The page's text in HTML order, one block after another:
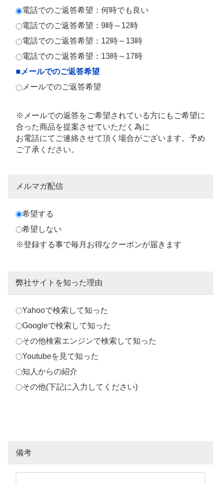
電話でのご返答希望：何時でも良い
電話でのご返答希望：9時～12時
電話でのご返答希望：12時～13時
電話でのご返答希望：13時～17時
■メールでのご返答希望
メールでのご返答希望
※メールでの返答をご希望されている方にもご希望に
合った商品を提案させていただく為に
お電話にてご連絡させて頂く場合がございます。予め
ご了承ください。
メルマガ配信
希望する
希望しない
※登録する事で毎月お得なクーポンが届きます
弊社サイトを知った理由
Yahooで検索して知った
Googleで検索して知った
その他検索エンジンで検索して知った
Youtubeを見て知った
知人からの紹介
その他(下記に入力してください)
備考